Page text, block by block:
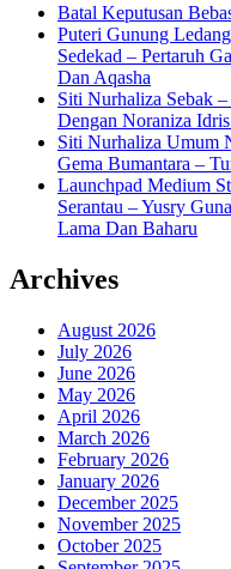
Batal Keputusan
Puteri Gunung
Sedekad – Pertaruh
Dan Aqasha
Siti Nurhaliza Sebak
Dengan Noraniza
Siti Nurhaliza Umum
Gema Bumantara –
Launchpad Medium
Serantau – Yusry
Lama Dan Baharu
Archives
August 2026
July 2026
June 2026
May 2026
April 2026
March 2026
February 2026
January 2026
December 2025
November 2025
October 2025